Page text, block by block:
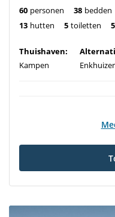
60 personen 38 bedden
13 hutten 5 toiletten 5
Thuishaven:
Kampen